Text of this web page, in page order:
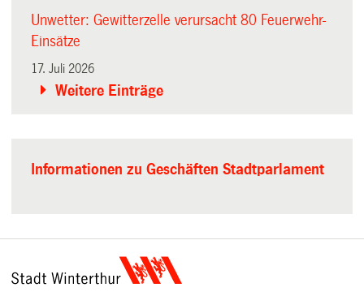
Unwetter: Gewitterzelle verursacht 80 Feuerwehr-
Einsätze
17. Juli 2026
Weitere Einträge
Informationen zu Geschäften Stadtparlament